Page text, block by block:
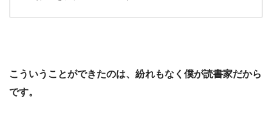
こういうことができたのは、紛れもなく僕が読書家だから
です。